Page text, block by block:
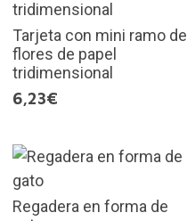
Tarjeta con mini ramo de
flores de papel
tridimensional
6,23€
Regadera en forma de